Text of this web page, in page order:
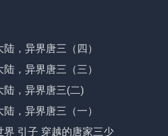
，异界唐三（四）
，异界唐三（三）
陆，异界唐三(二)
，异界唐三（一）
界 引子 穿越的唐家三少